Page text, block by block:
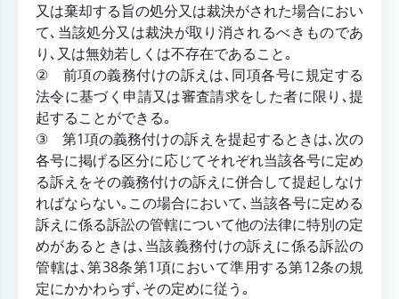
又は棄却する旨の処分又は裁決がされた場合におい
て､当該処分又は裁決が取り消されるべきものであ
り､又は無効若しくは不存在であること｡
② 前項の義務付けの訴えは､同項各号に規定する
法令に基づく申請又は審査請求をした者に限り､提
起することができる｡
③ 第1項の義務付けの訴えを提起するときは､次の
各号に掲げる区分に応じてそれぞれ当該各号に定め
る訴えをその義務付けの訴えに併合して提起しなけ
ればならない｡この場合において､当該各号に定める
訴えに係る訴訟の管轄について他の法律に特別の定
めがあるときは､当該義務付けの訴えに係る訴訟の
管轄は､第38条第1項において準用する第12条の規
定にかかわらず､その定めに従う｡